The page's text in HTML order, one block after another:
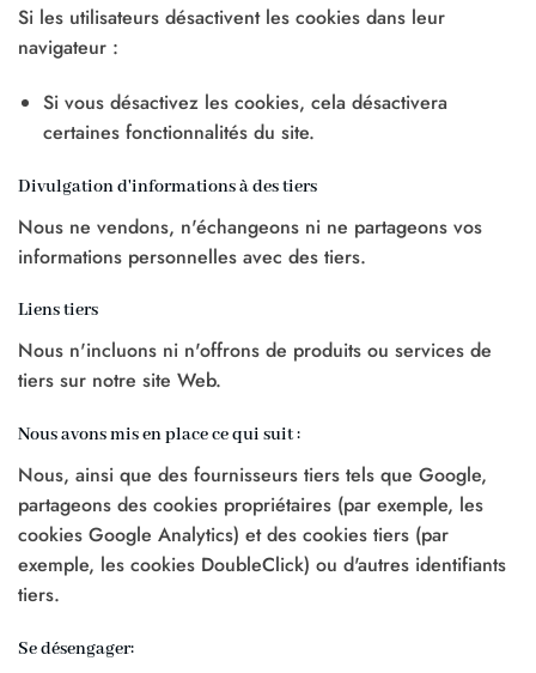
Si les utilisateurs désactivent les cookies dans leur
navigateur :
Si vous désactivez les cookies, cela désactivera
certaines fonctionnalités du site.
Divulgation d'informations à des tiers
Nous ne vendons, n'échangeons ni ne partageons vos
informations personnelles avec des tiers.
Liens tiers
Nous n'incluons ni n'offrons de produits ou services de
tiers sur notre site Web.
Nous avons mis en place ce qui suit :
Nous, ainsi que des fournisseurs tiers tels que Google,
partageons des cookies propriétaires (par exemple, les
cookies Google Analytics) et des cookies tiers (par
exemple, les cookies DoubleClick) ou d'autres identifiants
tiers.
Se désengager: